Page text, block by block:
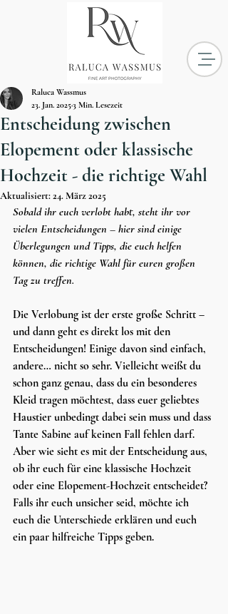
Entscheidung zwischen
Elopement oder klassische
Hochzeit - die richtige Wahl
Raluca Wassmus
23. Jan. 20253 Min. Lesezeit
Aktualisiert:24. März 2025
Sobald ihr euch verlobt habt, steht ihr vor
vielen Entscheidungen – hier sind einige
Überlegungen und Tipps, die euch helfen
können, die richtige Wahl für euren großen
Tag zu treffen.
Die Verlobung ist der erste große Schritt –
und dann geht es direkt los mit den
Entscheidungen! Einige davon sind einfach,
andere… nicht so sehr. Vielleicht weißt du
schon ganz genau, dass du ein besonderes
Kleid tragen möchtest, dass euer geliebtes
Haustier unbedingt dabei sein muss und dass
Tante Sabine auf keinen Fall fehlen darf.
Aber wie sieht es mit der Entscheidung aus,
ob ihr euch für eine klassische Hochzeit
oder eine Elopement-Hochzeit entscheidet?
Falls ihr euch unsicher seid, möchte ich
euch die Unterschiede erklären und euch
ein paar hilfreiche Tipps geben.